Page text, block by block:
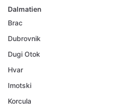
Dalmatien
Brac
Dubrovnik
Dugi Otok
Hvar
Imotski
Korcula